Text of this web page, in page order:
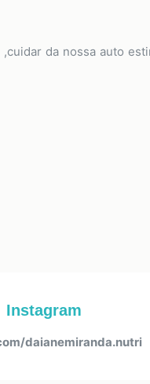
da nossa auto
Instagram
daianemiranda.nutri